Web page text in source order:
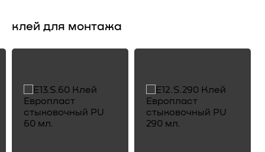
клей для монтажа